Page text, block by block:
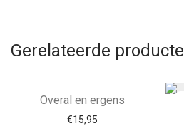
Gerelateerde
Overal en ergens
€15,95